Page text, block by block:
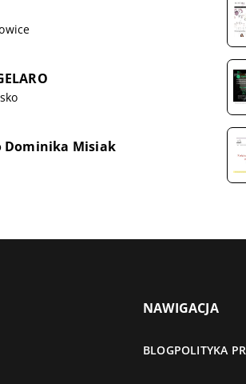
Dominika Misiak
NAWIGACJA
BLOGPOLITYKA